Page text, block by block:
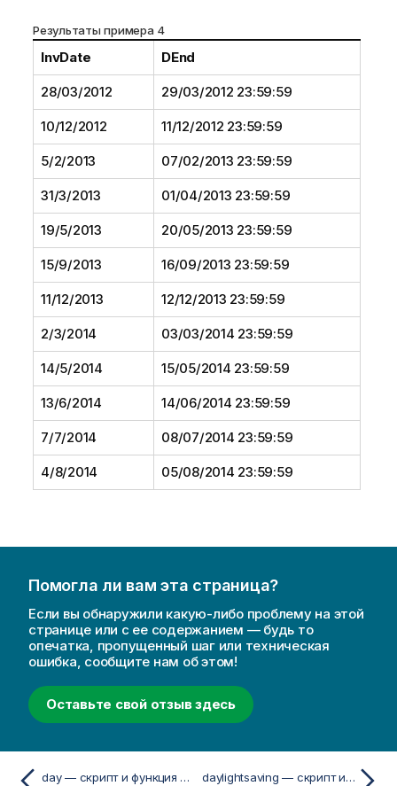
Результаты примера 4
InvDate DEnd
28/03/2012 29/03/2012 23:59:59
10/12/2012 11/12/2012 23:59:59
5/2/2013 07/02/2013 23:59:59
31/3/2013 01/04/2013 23:59:59
19/5/2013 20/05/2013 23:59:59
15/9/2013 16/09/2013 23:59:59
11/12/2013 12/12/2013 23:59:59
2/3/2014 03/03/2014 23:59:59
14/5/2014 15/05/2014 23:59:59
13/6/2014 14/06/2014 23:59:59
7/7/2014 08/07/2014 23:59:59
4/8/2014 05/08/2014 23:59:59
Помогла ли вам эта страница?
Если вы обнаружили какую-либо проблему на этой
странице или с ее содержанием — будь то
опечатка, пропущенный шаг или техническая
ошибка, сообщите нам об этом!
Оставьте свой отзыв здесь
day — скрипт и функция диаграммы daylightsaving — скрипт и функция диаграммы